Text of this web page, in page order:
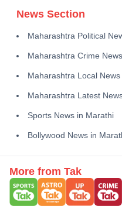
News Section
Maharashtra Political
Maharashtra Crime News
Maharashtra Local News
Maharashtra Latest
Sports News in Marathi
Bollywood News in
More from Tak